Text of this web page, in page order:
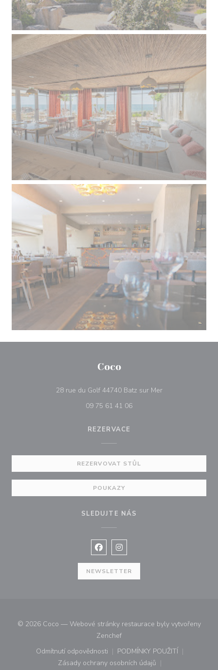
Coco
28 rue du Golf 44740 Batz sur Mer((otevře se v
09 75 61 41 06
REZERVACE
REZERVOVAT STŮL
POUKAZY
SLEDUJTE NÁS
Facebook ((otevře se v novém
Instagram ((otevře se v
NEWSLETTER
© 2026 Coco — Webové stránky restaurace byly vytvořeny
Zenchef((otevře se v novém okně))
Odmítnutí odpovědnosti
((otevře se v novém okně))
PODMÍNKY POUŽITÍ
((otevře se v novém
Zásady ochrany osobních údajů
((otevře se v novém okně))